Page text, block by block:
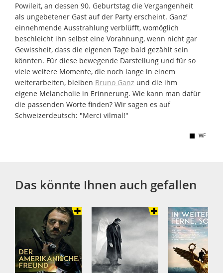
Powileit, an dessen 90. Geburtstag die Vergangenheit
als ungebetener Gast auf der Party erscheint. Ganz’
einnehmende Ausstrahlung verblüfft, womöglich
beschleicht ihn selbst eine Vorahnung, wenn nicht gar
Gewissheit, dass die eigenen Tage bald gezählt sein
könnten. Für diese bewegende Darstellung und für so
viele weitere Momente, die noch lange in einem
weiterarbeiten, bleiben Bruno Ganz und die ihm
eigene Melancholie in Erinnerung. Wie kann man dafür
die passenden Worte finden? Wir sagen es auf
Schweizerdeutsch: "Merci vilmal!"
WF
Das könnte Ihnen auch gefallen